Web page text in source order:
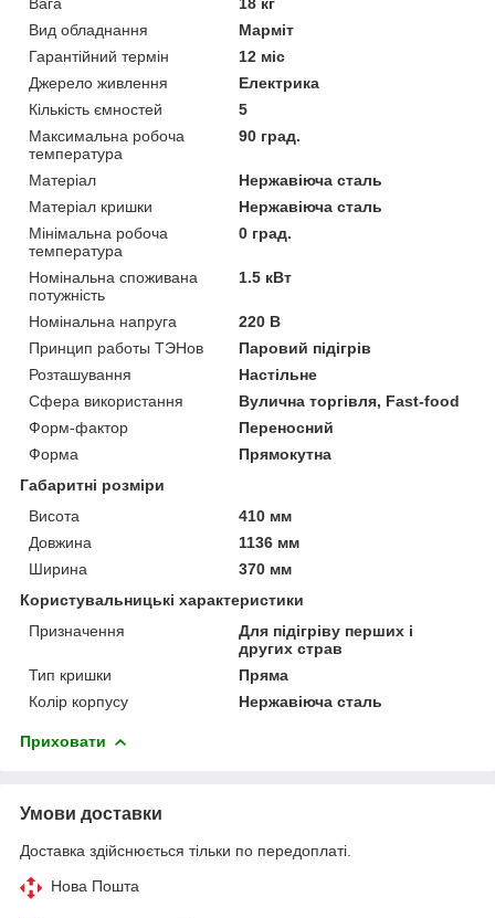
Вид обладнання
Марміт
Гарантійний термін
12 міс
Джерело живлення
Електрика
Кількість ємностей
5
Максимальна робоча
температура
90 град.
Матеріал
Нержавіюча сталь
Матеріал кришки
Нержавіюча сталь
Мінімальна робоча
температура
0 град.
Номінальна споживана
потужність
1.5 кВт
Номінальна напруга
220 В
Принцип работы ТЭНов
Паровий підігрів
Розташування
Настільне
Сфера використання
Вулична торгівля, Fast-food
Форм-фактор
Переносний
Форма
Прямокутна
Габаритні розміри
Висота
410 мм
Довжина
1136 мм
Ширина
370 мм
Користувальницькі характеристики
Призначення
Для підігріву перших і
других страв
Тип кришки
Пряма
Колір корпусу
Нержавіюча сталь
Приховати
Умови доставки
Доставка здійснюється тільки по передоплаті.
Нова Пошта